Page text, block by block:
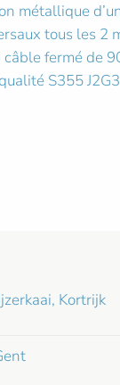
métallique
tous les
fermé de
S355
Kortrijk